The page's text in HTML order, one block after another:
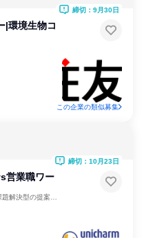
|環境生物コ
締切：9月30日
この企業の類似募集
営業職ワー
締切：10月23日